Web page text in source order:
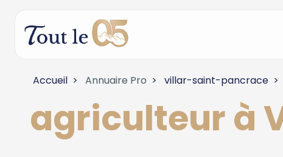
Accueil Annuaire Pro villar-saint-pancrace
agriculteur à